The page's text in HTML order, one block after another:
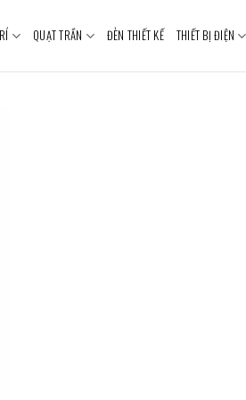
QUẠT TRẦN ĐÈN THIẾT KẾ THIẾT BỊ ĐIỆN